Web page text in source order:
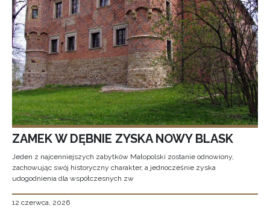
ZAMEK W DĘBNIE ZYSKA NOWY BLASK
Jeden z najcenniejszych zabytków Małopolski zostanie odnowiony,
zachowując swój historyczny charakter, a jednocześnie zyska
udogodnienia dla współczesnych zw
12 czerwca, 2026